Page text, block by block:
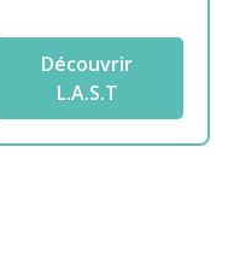
Découvrir
L.A.S.T